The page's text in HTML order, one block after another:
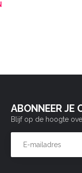
ABONNEER JE
Blijf op de hoogte